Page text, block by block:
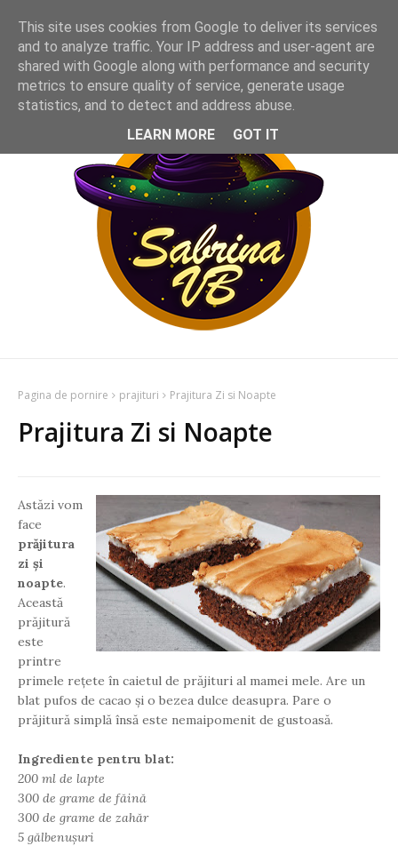
Pagina de pornire prajituri Prajitura Zi si Noapte
Prajitura Zi si Noapte
Astăzi vom
face
prăjitura
zi și
noapte.
Această
prăjitură
este
printre
primele rețete în caietul de prăjituri al mamei mele. Are un
blat pufos de cacao și o bezea dulce deasupra. Pare o
prăjitură simplă însă este nemaipomenit de gustoasă.
Ingrediente pentru blat:
200 ml de lapte
300 de grame de făină
300 de grame de zahăr
5 gălbenușuri
This site uses cookies from Google to deliver its services
and to analyze traffic. Your IP address and user-agent are
shared with Google along with performance and security
metrics to ensure quality of service, generate usage
statistics, and to detect and address abuse.
LEARN MORE
GOT IT